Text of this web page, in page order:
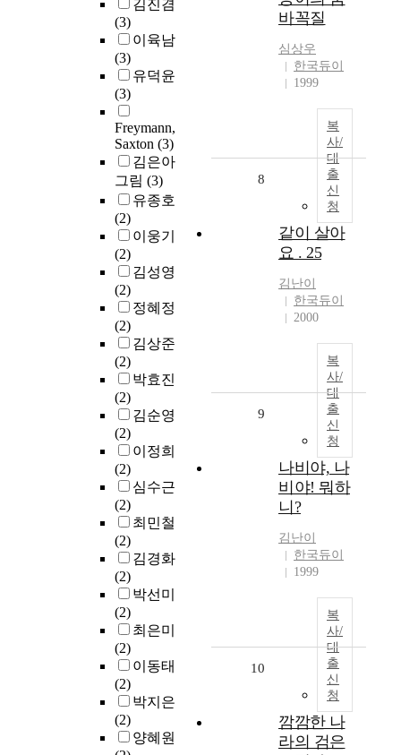
김진겸
(3)
이육남
(3)
유덕윤
(3)
Freymann,
Saxton (3)
김은아
그림 (3)
유종호
(2)
이웅기
(2)
김성영
(2)
정혜정
(2)
김상준
(2)
박효진
(2)
김순영
(2)
이정희
(2)
심수근
(2)
최민철
(2)
김경화
(2)
박선미
(2)
최은미
(2)
이동태
(2)
박지은
(2)
양혜원
바꼭질
심상우
한국듀이
1999
복
사/
대
출
신
청
8
같이 살아
요 . 25
김난이
한국듀이
2000
복
사/
대
출
신
청
9
나비야, 나
비야! 뭐하
니?
김난이
한국듀이
1999
복
사/
대
출
신
청
10
깜깜한 나
라의 검은